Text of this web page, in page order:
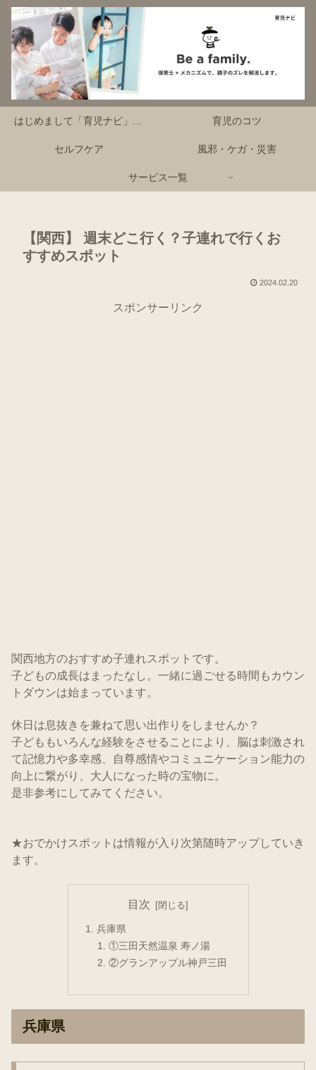
はじめまして「育児ナビ」です！ 育児のコツ
セルフケア 風邪・ケガ・災害
サービス一覧
【関西】 週末どこ行く？子連れで行くお
すすめスポット
2024.02.20
スポンサーリンク
関西地方のおすすめ子連れスポットです。
子どもの成長はまったなし。一緒に過ごせる時間もカウン
トダウンは始まっています。
休日は息抜きを兼ねて思い出作りをしませんか？
子どももいろんな経験をさせることにより、脳は刺激され
て記憶力や多幸感、自尊感情やコミュニケーション能力の
向上に繋がり、大人になった時の宝物に。
是非参考にしてみてください。
★おでかけスポットは情報が入り次第随時アップしていき
ます。
目次
兵庫県
①三田天然温泉 寿ノ湯
②グランアップル神戸三田
兵庫県